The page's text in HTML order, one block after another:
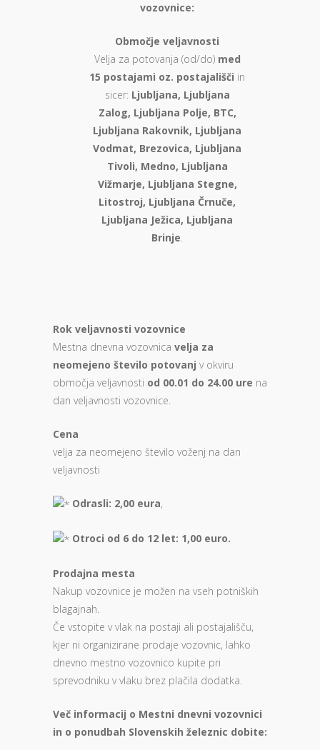
vozovnice:
Območje veljavnosti
Velja za potovanja (od/do) med
15 postajami oz. postajališči in
sicer: Ljubljana, Ljubljana
Zalog, Ljubljana Polje, BTC,
Ljubljana Rakovnik, Ljubljana
Vodmat, Brezovica, Ljubljana
Tivoli, Medno, Ljubljana
Vižmarje, Ljubljana Stegne,
Litostroj, Ljubljana Črnuče,
Ljubljana Ježica, Ljubljana
Brinje.
Rok veljavnosti vozovnice
Mestna dnevna vozovnica velja za
neomejeno število potovanj v okviru
območja veljavnosti od 00.01 do 24.00 ure na
dan veljavnosti vozovnice.
Cena
velja za neomejeno število voženj na dan
veljavnosti
Odrasli: 2,00 eura,
Otroci od 6 do 12 let: 1,00 euro.
Prodajna mesta
Nakup vozovnice je možen na vseh potniških
blagajnah.
Če vstopite v vlak na postaji ali postajališču,
kjer ni organizirane prodaje vozovnic, lahko
dnevno mestno vozovnico kupite pri
sprevodniku v vlaku brez plačila dodatka.
Več informacij o Mestni dnevni vozovnici
in o ponudbah Slovenskih železnic dobite: